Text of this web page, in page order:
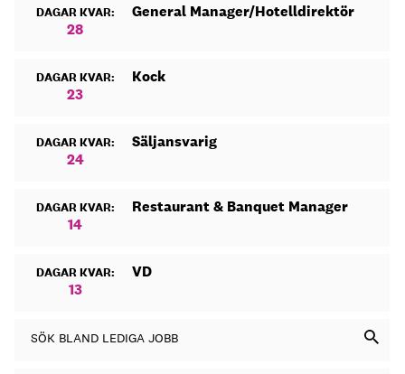
DAGAR KVAR:
28
General Manager/Hotelldirektör
DAGAR KVAR:
23
Kock
DAGAR KVAR:
24
Säljansvarig
DAGAR KVAR:
14
Restaurant & Banquet Manager
DAGAR KVAR:
13
VD
SÖK BLAND LEDIGA JOBB